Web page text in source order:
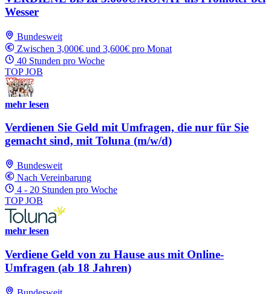
Wesser
Bundesweit
Zwischen 3,000€ und 3,600€ pro Monat
40 Stunden pro Woche
TOP JOB
mehr lesen
Verdienen Sie Geld mit Umfragen, die nur für Sie
gemacht sind, mit Toluna (m/w/d)
Bundesweit
Nach Vereinbarung
4 - 20 Stunden pro Woche
TOP JOB
mehr lesen
Verdiene Geld von zu Hause aus mit Online-
Umfragen (ab 18 Jahren)